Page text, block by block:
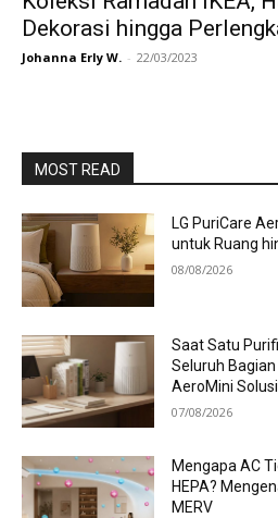
Dekorasi hingga
Johanna Erly W. - 22/03/2023
MOST READ
LG PuriCare
untuk Ruang
08/08/2026
Saat Satu
Seluruh Bagian
AeroMini
07/08/2026
Mengapa AC
HEPA?
MERV